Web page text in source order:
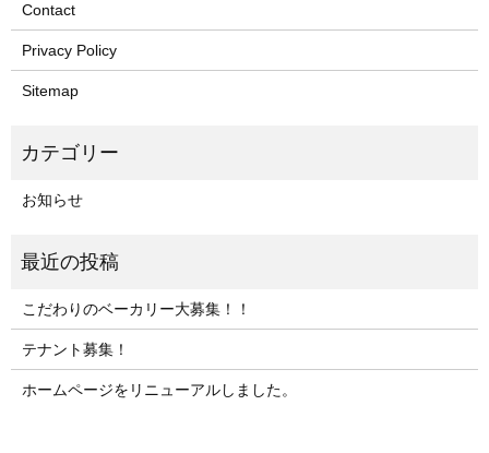
Contact
Privacy Policy
Sitemap
お知らせ
こだわりのベーカリー大募集！！
テナント募集！
ホームページをリニューアルしました。